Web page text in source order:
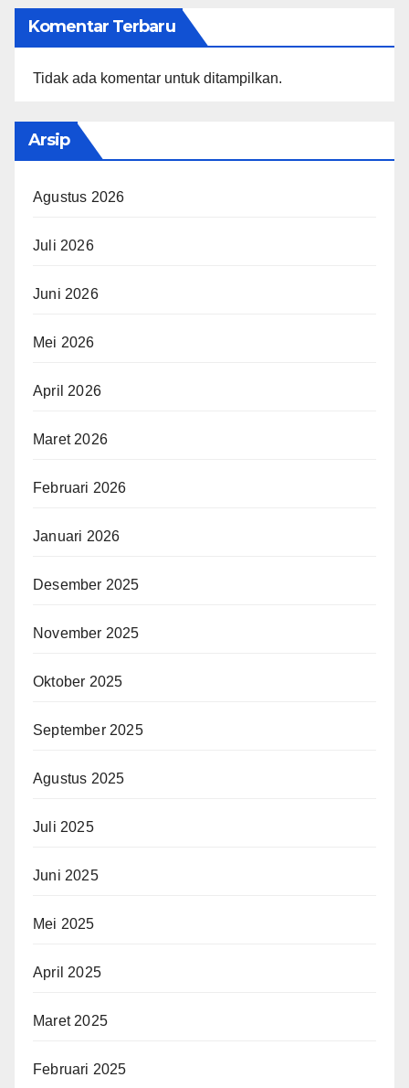
Komentar Terbaru
Tidak ada komentar untuk ditampilkan.
Arsip
Agustus 2026
Juli 2026
Juni 2026
Mei 2026
April 2026
Maret 2026
Februari 2026
Januari 2026
Desember 2025
November 2025
Oktober 2025
September 2025
Agustus 2025
Juli 2025
Juni 2025
Mei 2025
April 2025
Maret 2025
Februari 2025